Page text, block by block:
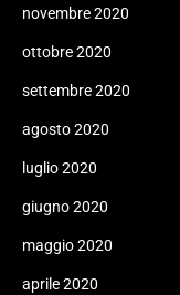
novembre 2020
ottobre 2020
settembre 2020
agosto 2020
luglio 2020
giugno 2020
maggio 2020
aprile 2020